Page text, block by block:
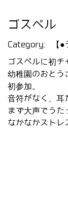
ゴスペル
Category:
【
ゴスペルに初チ
幼稚園のおとう
初参加。
音符がなく、耳
まず大声でうた
なかなかストレ